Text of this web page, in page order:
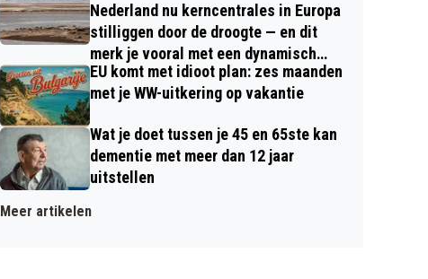
Nederland nu kerncentrales in Europa
stilliggen door de droogte — en dit
merk je vooral met een dynamisch
contract
EU komt met idioot plan: zes maanden
met je WW-uitkering op vakantie
Wat je doet tussen je 45 en 65ste kan
dementie met meer dan 12 jaar
uitstellen
Meer artikelen